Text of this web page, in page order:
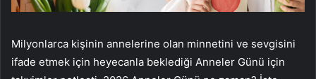
Milyonlarca kişinin annelerine olan minnetini ve sevgisini
ifade etmek için heyecanla beklediği Anneler Günü için